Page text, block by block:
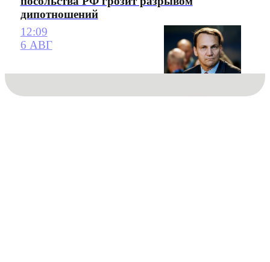
дипотношений
12:09
6 АВГ